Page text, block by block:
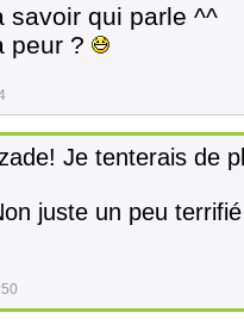
savoir qui parle ^^
peur ?
Je tenterais de
juste un peu